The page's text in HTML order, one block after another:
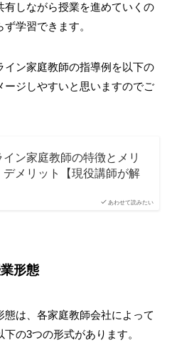
有しながら授業を進めていくの
学習できます。
ン家庭教師の指導例を以下の
ジしやすいと思いますのでご
あわせて読みたい
イン家庭教師の特徴とメリ
デメリット【現役講師が解
形態
は、各家庭教師会社によって
の3つの形式があります。